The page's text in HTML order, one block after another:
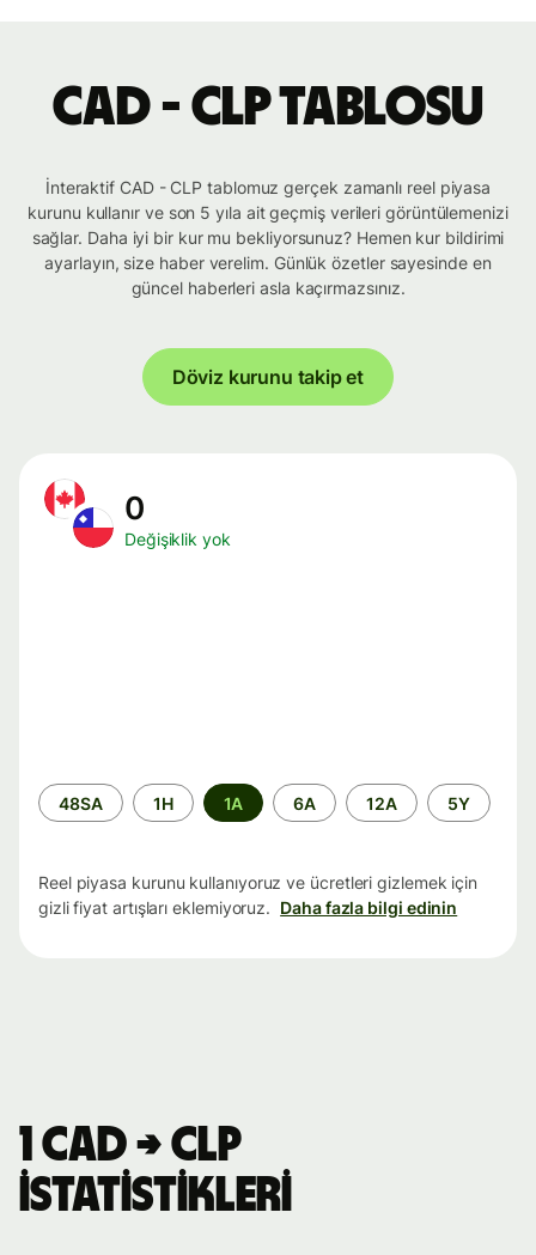
CAD - CLP tablosu
İnteraktif CAD - CLP tablomuz gerçek zamanlı reel piyasa
kurunu kullanır ve son 5 yıla ait geçmiş verileri görüntülemenizi
sağlar. Daha iyi bir kur mu bekliyorsunuz? Hemen kur bildirimi
ayarlayın, size haber verelim. Günlük özetler sayesinde en
güncel haberleri asla kaçırmazsınız.
Döviz kurunu takip et
0
Değişiklik yok
Zaman
aralığı
48SA 1H 1A 6A 12A 5Y
Reel piyasa kurunu kullanıyoruz ve ücretleri gizlemek için
gizli fiyat artışları eklemiyoruz. Daha fazla bilgi edinin
1 CAD → CLP
istatistikleri